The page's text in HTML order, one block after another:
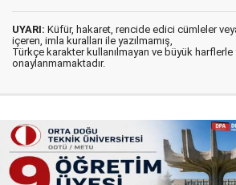
UYARI: Küfür, hakaret, rencide edici cümleler
içeren, imla kuralları ile yazılmamış,
Türkçe karakter kullanılmayan ve büyük harflerle
onaylanmamaktadır.